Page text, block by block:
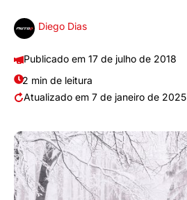
Diego Dias
17 de julho de 2018
2 min de leitura
7 de janeiro de 2025